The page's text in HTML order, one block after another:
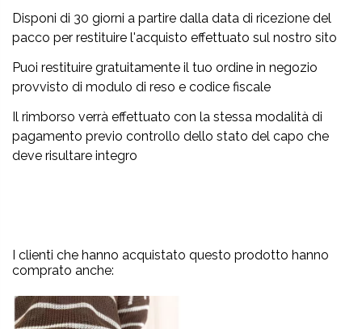
Disponi di 30 giorni a partire dalla data di ricezione del
pacco per restituire l'acquisto effettuato sul nostro sito
Puoi restituire gratuitamente il tuo ordine in negozio
provvisto di modulo di reso e codice fiscale
Il rimborso verrà effettuato con la stessa modalità di
pagamento previo controllo dello stato del capo che
deve risultare integro
I clienti che hanno acquistato questo prodotto hanno
comprato anche: